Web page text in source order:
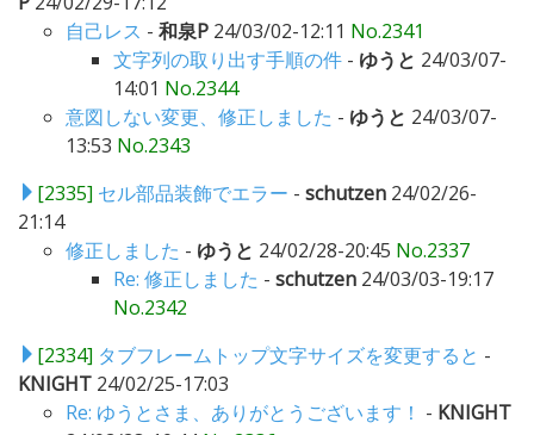
自己レス - 和泉P 24/03/02-12:11 No.2341
文字列の取り出す手順の件 - ゆうと 24/03/07-
14:01 No.2344
意図しない変更、修正しました - ゆうと 24/03/07-
13:53 No.2343
[2335] セル部品装飾でエラー - schutzen 24/02/26-
21:14
修正しました - ゆうと 24/02/28-20:45 No.2337
Re: 修正しました - schutzen 24/03/03-19:17
No.2342
[2334] タブフレームトップ文字サイズを変更すると -
KNIGHT 24/02/25-17:03
Re: ゆうとさま、ありがとうございます！ - KNIGHT